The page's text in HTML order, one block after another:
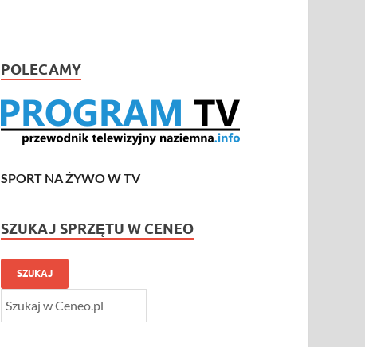
POLECAMY
SPORT NA ŻYWO W TV
SZUKAJ SPRZĘTU W CENEO
SZUKAJ